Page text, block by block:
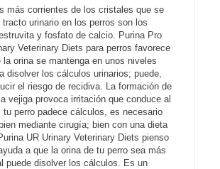
más corrientes de los cristales que se
tracto urinario en los perros son los
y fosfato de calcio. Purina Pro
Veterinary Diets para perros favorece
la orina se mantenga en unos niveles
disolver los cálculos urinarios; puede,
el riesgo de recidiva. La formación de
vejiga provoca irritación que conduce al
tu perro padece cálculos, es necesario
mediante cirugía; bien con una dieta
UR Urinary Veterinary Diets pienso
a que la orina de tu perro sea más
puede disolver los cálculos. Es un